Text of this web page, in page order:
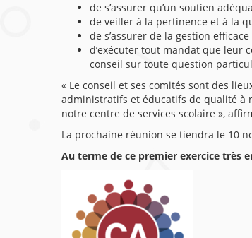
de s’assurer qu’un soutien
de veiller à la pertinence et à la
de s’assurer de la gestion
d’exécuter tout mandat que leur
conseil sur toute question
« Le conseil et ses comités sont des
administratifs et éducatifs de qualité à
notre centre de services scolaire »,
La prochaine réunion se tiendra le 10
Au terme de ce premier exercice très